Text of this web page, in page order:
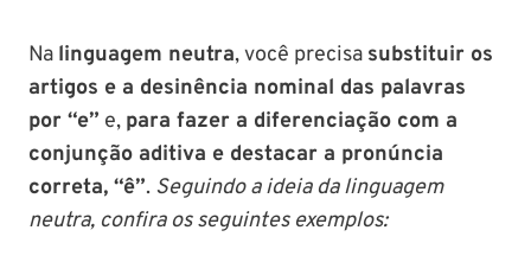
Na linguagem neutra, você precisa substituir os
artigos e a desinência nominal das palavras
por “e” e, para fazer a diferenciação com a
conjunção aditiva e destacar a pronúncia
correta, “ê”. Seguindo a ideia da linguagem
neutra, confira os seguintes exemplos: